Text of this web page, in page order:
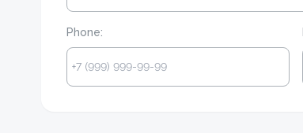
Phone: